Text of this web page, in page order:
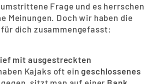
Frage und es herrschen
Meinungen. Doch wir haben die
dich zusammengefasst:
mit ausgestreckten
Kajaks oft eingeschlossenes